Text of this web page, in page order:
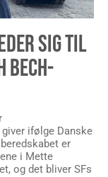
SIG TIL
BECH-
ifølge Danske
er
i Mette
og det bliver SFs